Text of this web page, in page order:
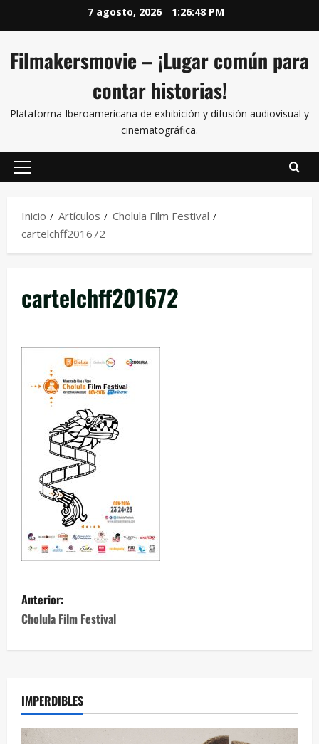
7 agosto, 2026 1:26:48 PM
Filmakersmovie – ¡Lugar común para
contar historias!
Plataforma Iberoamericana de exhibición y difusión audiovisual y
cinematográfica.
Inicio Artículos
Cholula Film Festival
cartelchff201672
cartelchff201672
Anterior:
Cholula Film Festival
IMPERDIBLES